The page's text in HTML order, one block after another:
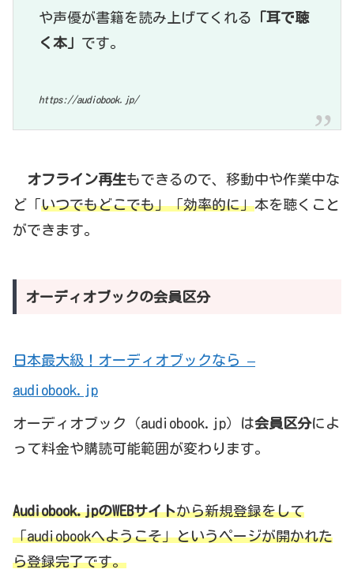
や声優が書籍を読み上げてくれる
「耳で聴
く本」 です。
https://audiobook.jp/
オフライン再生もできるので、移動中や作業中な
ど「 いつでもどこでも」「効率的に」本を聴くこと
ができます。
オーディオブックの会員区分
日本最大級！オーディオブックなら –
audiobook.jp
オーディオブック（audiobook.jp）は会員区分によ
って料金や購読可能範囲が変わります。
Audiobook.jpのWEBサイトから新規登録をして
「audiobookへようこそ」というページが開かれた
ら登録完了です。